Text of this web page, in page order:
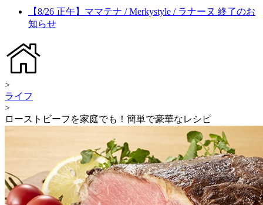
【8/26 正午】ママテナ / Merkystyle / ラナーヌ 終了のお
知らせ
>
ライフ
>
ローストビーフを家庭でも！簡単で豪華なレシピ